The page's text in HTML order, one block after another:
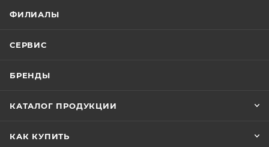
ФИЛИАЛЫ
СЕРВИС
БРЕНДЫ
КАТАЛОГ ПРОДУКЦИИ
КАК КУПИТЬ